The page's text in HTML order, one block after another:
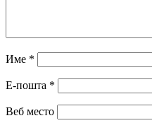
Име *
Е-пошта *
Веб место